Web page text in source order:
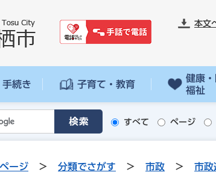
本文
手続き 子育て・教育
健康・
福祉
すべて ページ
ージ > 分類でさがす > 市政 > 市政